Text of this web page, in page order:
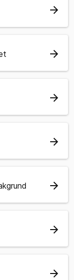
arrow_forward
arrow_forward
arrow_forward
arrow_forward
arrow_forward
arrow_forward
arrow_forward